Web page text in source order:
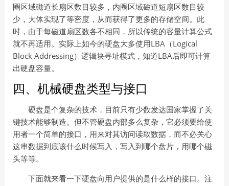
圈区域磁道长扇区数目较多，内圈区域磁道短扇区数目较
少，大体实现了等密度，从而获得了更多的存储空间。此
时，由于每磁道扇区数各不相同，所以传统的容量计算公式
就不再适用。实际上如今的硬盘大多使用LBA（Logical
Block Addressing）逻辑块寻址模式，知道LBA后即可计算
出硬盘容量。
四、机械硬盘类型与接口
硬盘是个复杂的技术，目前只有少数发达国家掌握了关
键技术能够制造。但不管硬盘内部多么复杂，它必须要给使
用者一个简单的接口，用来对其访问读取数据，而不必关心
这串数据到底该什么时候写入，写入到哪个盘片，用哪个磁
头等等。
下面就来看一下硬盘向用户提供的是什么样的接口。注